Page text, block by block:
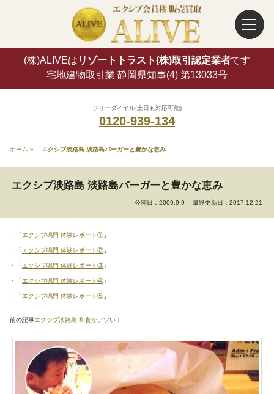
(株)ALIVEは リゾートトラスト(株)取引認定業者です
宅地建物取引業 静岡県知事(4) 第13033号
フリーダイヤル(土日も対応可能)
0120-939-134
ホーム » エクシブ淡路島 淡路島バーガーと豊かな恵み
エクシブ淡路島 淡路島バーガーと豊かな恵み
公開日：2009.9.9 最終更新日：2017.12.21
・「エクシブ鳴門 体験レポート① 」
・「エクシブ鳴門 体験レポート② 」
・「エクシブ鳴門 体験レポート③ 」
・「エクシブ鳴門 体験レポート④ 」
・「エクシブ鳴門 体験レポート⑤ 」
前の記事エクシブ淡路島 和食がアツい！